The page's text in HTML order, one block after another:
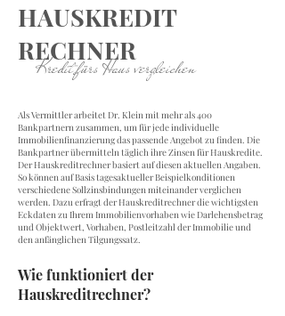
HAUSKREDIT
RECHNER
Kredit fürs Haus vergleichen
Als Vermittler arbeitet Dr. Klein mit mehr als 400
Bankpartnern zusammen, um für jede individuelle
Immobilienfinanzierung das passende Angebot zu finden. Die
Bankpartner übermitteln täglich ihre Zinsen für Hauskredite.
Der Hauskreditrechner basiert auf diesen aktuellen Angaben.
So können auf Basis tagesaktueller Beispielkonditionen
verschiedene Sollzinsbindungen miteinander verglichen
werden. Dazu erfragt der Hauskreditrechner die wichtigsten
Eckdaten zu Ihrem Immobilienvorhaben wie Darlehensbetrag
und Objektwert, Vorhaben, Postleitzahl der Immobilie und
den anfänglichen Tilgungssatz.
Wie funktioniert der
Hauskreditrechner?